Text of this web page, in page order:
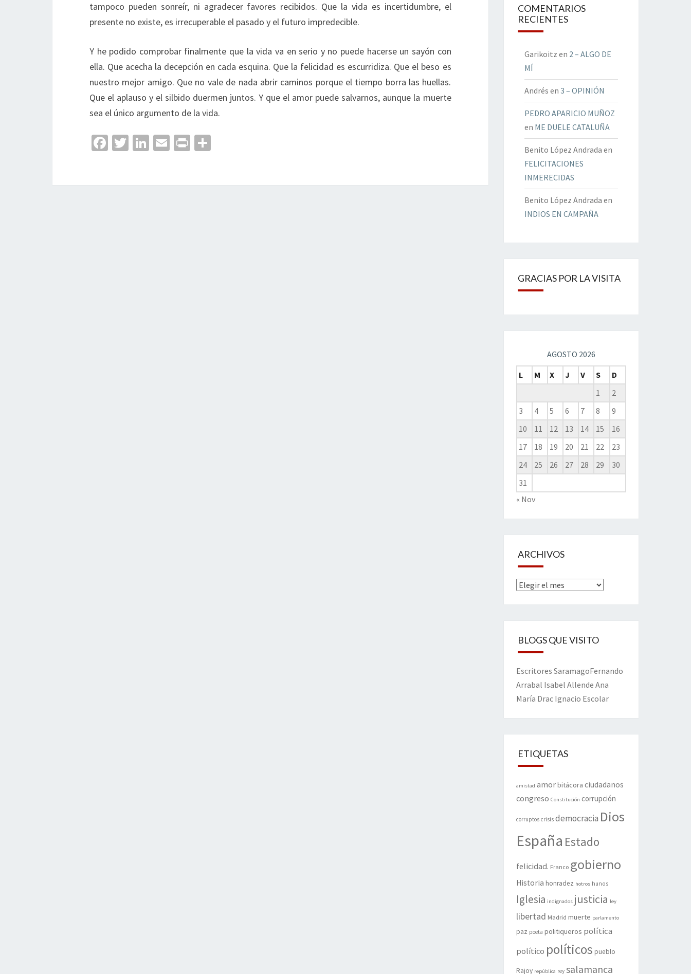
tampoco pueden sonreír, ni agradecer favores recibidos. Que la vida es incertidumbre, el
presente no existe, es irrecuperable el pasado y el futuro impredecible.
Y he podido comprobar finalmente que la vida va en serio y no puede hacerse un sayón con
ella. Que acecha la decepción en cada esquina. Que la felicidad es escurridiza. Que el beso es
nuestro mejor amigo. Que no vale de nada abrir caminos porque el tiempo borra las huellas.
Que el aplauso y el silbido duermen juntos. Y que el amor puede salvarnos, aunque la muerte
sea el único argumento de la vida.
Fa T
Li
E
Pr
COMENTARIOS
RECIENTES
Garikoitz en 2 – ALGO DE
MÍ
Andrés en 3 – OPINIÓN
PEDRO APARICIO MUÑOZ
en ME DUELE CATALUÑA
Benito López Andrada en
FELICITACIONES
INMERECIDAS
Benito López Andrada en
INDIOS EN CAMPAÑA
GRACIAS POR LA VISITA
AGOSTO 2026
L
M X J V S
D
1
2
3
4 5 6 7 8
9
10
11 12 13 14 15
16
17
18 19 20 21 22
23
24
25 26 27 28 29
30
31
« Nov
ARCHIVOS
Archivos
BLOGS QUE VISITO
Escritores SaramagoFernando
Arrabal Isabel Allende Ana
María Drac Ignacio Escolar
ETIQUETAS
amistad amorbitácora ciudadanos
congreso Constitución corrupción
corruptos crisis democracia Dios
España Estado
felicidad. Franco gobierno
Historia honradez hotros hunos
Iglesia indignados justicia ley
libertad Madrid muerte parlamento
paz poeta politiqueros política
político políticos pueblo
Rajoy república rey salamanca